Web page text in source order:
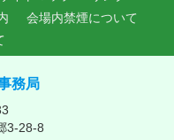
会場内禁煙について
務局
3-28-8